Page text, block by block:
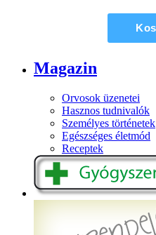
Magazin
Orvosok üzenetei
Hasznos tudnivalók
Személyes történetek
Egészséges életmód
Receptek